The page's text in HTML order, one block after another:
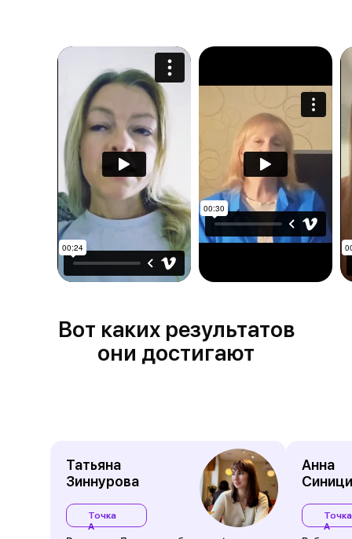
Вот каких результатов
они достигают
Точка
А
Татьяна
Зиннурова
Точка
А
Анна